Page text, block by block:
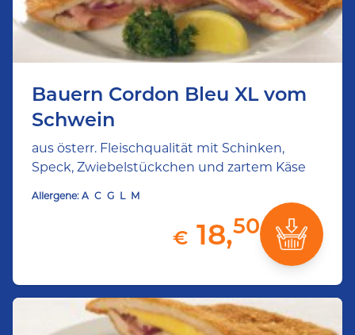
Bauern Cordon Bleu XL vom
Schwein
aus österr. Fleischqualität mit Schinken,
Speck, Zwiebelstückchen und zartem Käse
Allergene: A C G L M
€ 18,50